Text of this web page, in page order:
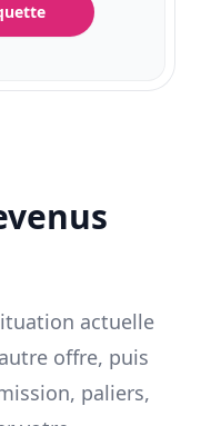
actuelle
offre, puis
paliers,